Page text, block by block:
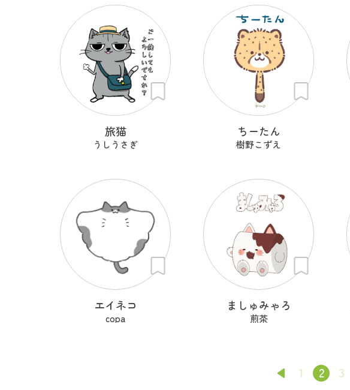
旅猫
うしうさぎ
ちーたん
樹野こずえ
エイネコ
copa
ましゅみゃろ
煎茶
1 2 3